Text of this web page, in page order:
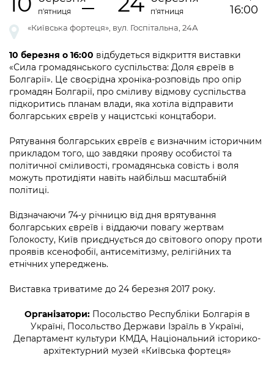
Рішення та розпорядження
Проєкти розпоряджень, що
Рішення Київради
Контактна інформація
Графік роботи та прийому громадян
Вакансії
Статистика
Регуляторна діяльність
Промисловість і наука Києва
Річні звіти
Гендерна політика
Освіта та навчальні заклади
Дороги, транспорт та парковки
Навколишнє середовище міста
Містобудування та земельні ділянки
Культура, спорт, дозвілля
Бізнес та ліцензування
Фінанси та бюджет
Безпека та правопорядок
Ритуальні послуги
Іноземцям / For foreigners
Пам'ятки культурної спадщини
Портал Захисників та Захисниць
Безбар'єрність
Портал послуг
Громадська експертиза
Консультації з громадськістю
Громадська рада
Петиції
Відкритий бюджет
Контактний центр
Допомога учасникам АТО
Рада з питань внутрішньо переміщених
осіб при Київській міській військовій
адміністрації
«Ініціатива «Партнерство «Відкритий
Уряд» – місцевий рівень»
Важливе під час воєнного стану
Інформація з обмеженим доступом
Подати запит онлайн
Проекти нормативно-правових та
інших актів
Нормативна база
Питання і відповіді про публічну
інформацію
Порядок оскарження рішень, дій чи
бездіяльності розпорядників інформації
Звіти про опрацювання запитів на
публічну інформацію
Інформація для споживачів
Про відкриті дані
Портал даних Києва
Публічні дашборди
Медіагалерея
КМДА / Subscribe to announcements
from the KCSA
Порядок акредитації медіа /
Accreditation process
Submitting a media request
Зйомки в лікарнях в умовах воєнного
стану / Rules for media coverage of
hospitals at work under martial law
Контакти для медіа / Contacts for mass
media
Портал Послуг
п'ятниця п'ятниця 16:00
«Київська фортеця», вул. Госпітальна, 24А
10 березня о 16:00 відбудеться відкриття виставки
«Сила громадянського суспільства: Доля євреїв в
Болгарії». Це своєрідна хроніка-розповідь про опір
громадян Болгарії, про сміливу відмову суспільства
підкоритись планам влади, яка хотіла відправити
болгарських євреїв у нацистські концтабори.
Рятування болгарських євреїв є визначним історичним
прикладом того, що завдяки прояву особистої та
політичної сміливості, громадянська совість і воля
можуть протидіяти навіть найбільш масштабній
політиці.
Відзначаючи 74-у річницю від дня врятування
болгарських євреїв і віддаючи повагу жертвам
Голокосту, Київ приєднується до світового опору проти
проявів ксенофобії, антисемітизму, релігійних та
етнічних упереджень.
Виставка триватиме до 24 березня 2017 року.
Організатори:Посольство Республіки Болгарія в
Україні, Посольство Держави Ізраїль в Україні,
Департамент культури КМДА, Національний історико-
архітектурний музей «Київська фортеця»